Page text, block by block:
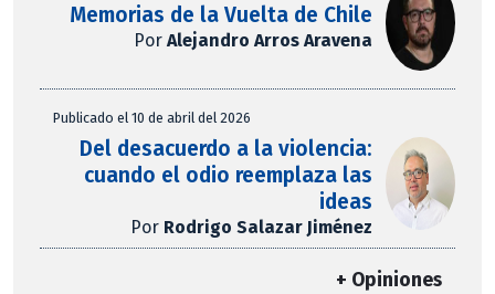
Memorias de la Vuelta de Chile
PorAlejandro Arros Aravena
Publicado el 10 de abril del 2026
Del desacuerdo a la violencia:
cuando el odio reemplaza las
ideas
Por Rodrigo Salazar Jiménez
+ Opiniones